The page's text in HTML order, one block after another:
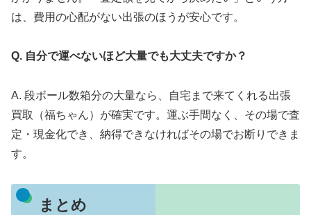
は、費用の心配がない出張のほうが安心です。
Q. 自分で運べないほど大量でも大丈夫ですか？
A. 段ボール数箱分の大量なら、自宅まで来てくれる出張
買取（福ちゃん）が確実です。運ぶ手間なく、その場で査
定・現金化でき、納得できなければその場でお断りできま
す。
まとめ